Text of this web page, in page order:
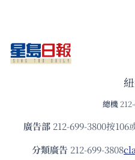
總機
廣告部212-699-3800按106
分類廣告 212-699-3808